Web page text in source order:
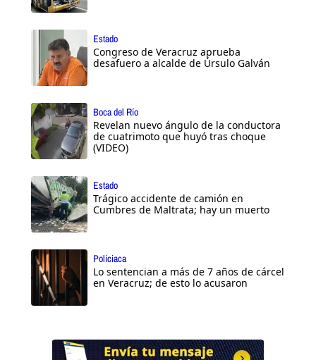
Estado
Congreso de Veracruz aprueba
desafuero a alcalde de Úrsulo Galván
Boca del Río
Revelan nuevo ángulo de la conductora
de cuatrimoto que huyó tras choque
(VIDEO)
Estado
Trágico accidente de camión en
Cumbres de Maltrata; hay un muerto
Policiaca
Lo sentencian a más de 7 años de cárcel
en Veracruz; de esto lo acusaron